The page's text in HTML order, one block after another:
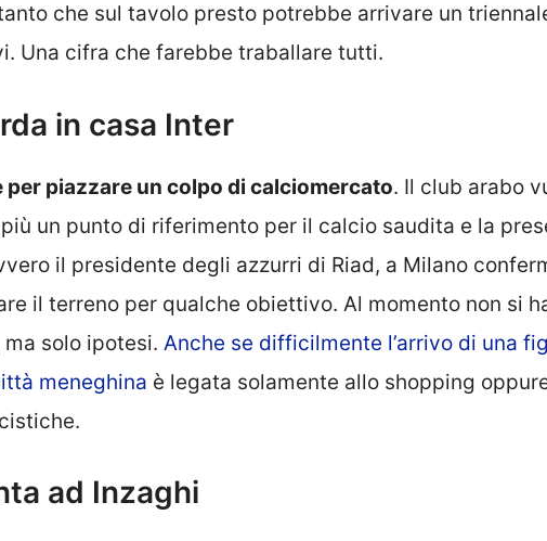
che sul tavolo presto potrebbe arrivare un
Una cifra che farebbe traballare tutti.
in casa Inter
per piazzare un colpo di calciomercato. Il club arabo
un punto di riferimento per il calcio saudita e la
il presidente degli azzurri di Riad, a Milano
il terreno per qualche obiettivo. Al momento non si
solo ipotesi. Anche se difficilmente l’arrivo di una
meneghina è legata solamente allo shopping
ad Inzaghi